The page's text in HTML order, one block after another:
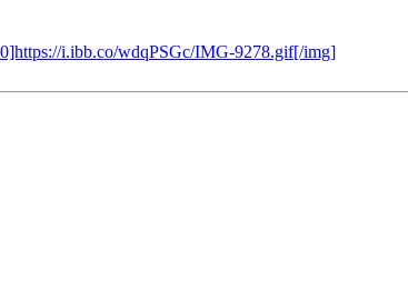
i.ibb.co/wdqPSGc/IMG-9278.gif[/img]